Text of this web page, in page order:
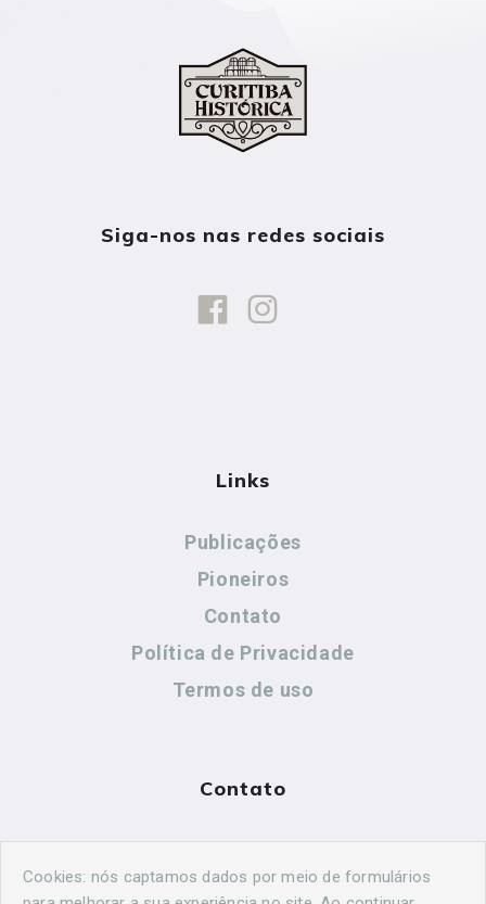
Siga-nos nas redes sociais
Links
Publicações
Pioneiros
Contato
Política de Privacidade
Termos de uso
Contato
(44) 99883-8883
cidadeshistoricasoficial@gmail.com
Cookies: nós captamos dados por meio de formulários